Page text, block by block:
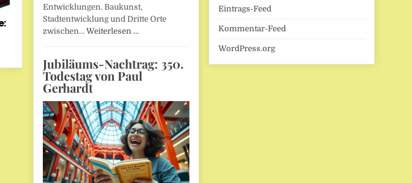
Entwicklungen. Baukunst,
Stadtentwicklung und Dritte Orte
zwischen… Weiterlesen …
Jubiläums-Nachtrag: 350.
Todestag von Paul
Gerhardt
Eintrags-Feed
Kommentar-Feed
WordPress.org